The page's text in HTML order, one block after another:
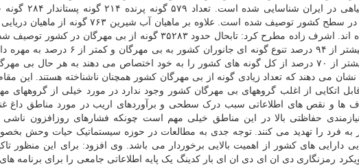
دوزیست و ۳۰۹ گونه ماهی آب شیرین در سطح کشور توصیف شده است. علاوه بر
دریای عمان و دریای خزر شناسایی شده اند. اشرف زاده مطرح کرد: تابحال حدود ۳۵۲۸۳ گونه از بی
از ۳۲۶۰۰ گونه از آنها بندپایان هستند. بیشتر از ۹۴ درصد تنوع گونه ای
باشد حشرات با حداقل ۲۶۸۰۰ گونه بیشتر از ۷۰ درصد از کل گونه های کشور را به خود اختصاص می دهند به هر حال
نشان می دهند که تعداد زیادی گونه از بی مهرگان کشور همچنان ناشناخته هستند. این
اتکایی از اغلب گروههای بی مهرگان کشور وجود ندارد در مورد خیلی از گروههای
ها و نقص های اطلاعاتی سبب درک سطحی و برآوردهای اریب در مورد مناطق داغ
حفاظتی بالا در این مناطق خیلی مهم است چونکه فشارهای روزافزون ناشی
به فرد را تهدید می کنند. توجه جدی به مطالعات در حوزه سیستماتیک حیات وحش
دارایی های کشور از اهمیت بالایی برخوردار می باشد. وی افزود: برای این منظور
رمزنگاری دی ان ای دی ان ای بار کدینگ یک پایه اطلاعاتی جامعی را برای برنامه